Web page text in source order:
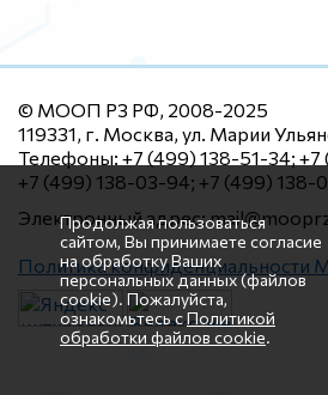
© МООП РЗ РФ, 2008-2025
119331, г. Москва, ул. Марии
Телефоны: +7 (499) 138-51-34;
+7 (499) 138-03-94; +7 (499) 138-
Электронный адрес:
Политика
Продолжая пользоваться
сайтом, Вы принимаете согласие
на обработку Ваших
персональных данных (файлов
cookie). Пожалуйста,
ознакомьтесь сПолитикой
обработки файлов cookie.